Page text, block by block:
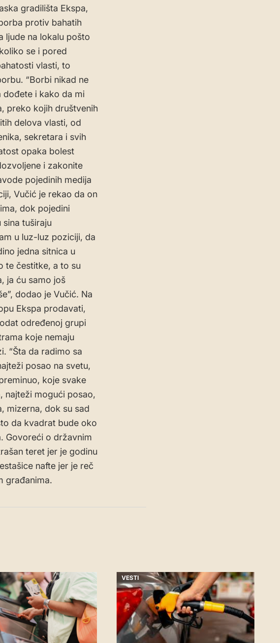
gradilišta Ekspa,
protiv bahatih
ljude na lokalu pošto
se i pored
vlasti, to
“Borbi nikad ne
dođete i kako da mi
preko kojih društvenih
delova vlasti, od
sekretara i svih
opaka bolest
i zakonite
pojedinih medija
Vučić je rekao da on
dok pojedini
sina tuširaju
u luz-luz poziciji, da
jedna sitnica u
te čestitke, a to su
ja ću samo još
dodao je Vučić. Na
Ekspa prodavati,
određenoj grupi
koje nemaju
“Šta da radimo sa
posao na svetu,
koje svake
najteži mogući posao,
mizerna, dok su sad
da kvadrat bude oko
Govoreći o državnim
teret jer je godinu
nafte jer je reč
građanima.
VESTI